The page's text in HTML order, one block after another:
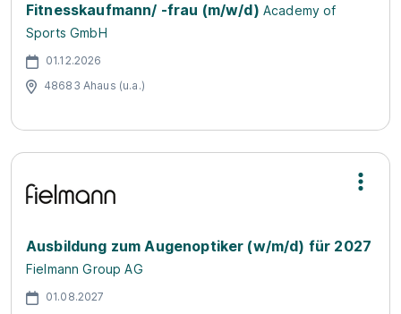
Fitnesskaufmann/ -frau (m/w/d) Academy of
Sports GmbH
01.12.2026
48683 Ahaus (u.a.)
Ausbildung zum Augenoptiker (w/m/d) für 2027
Fielmann Group AG
01.08.2027